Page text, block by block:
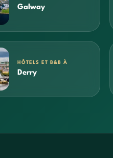
Galway
HÔTELS ET B&B À
Derry